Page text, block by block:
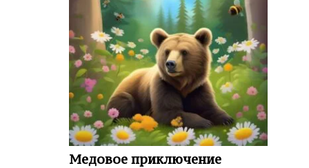
Медовое приключение